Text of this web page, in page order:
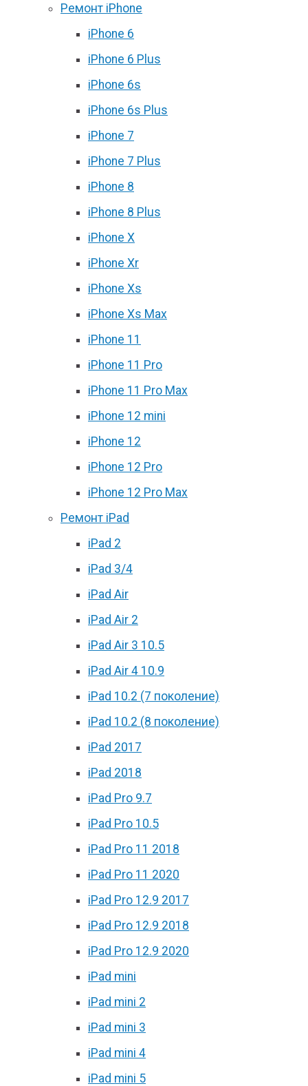
Ремонт iPhone
iPhone 6
iPhone 6 Plus
iPhone 6s
iPhone 6s Plus
iPhone 7
iPhone 7 Plus
iPhone 8
iPhone 8 Plus
iPhone X
iPhone Xr
iPhone Xs
iPhone Xs Max
iPhone 11
iPhone 11 Pro
iPhone 11 Pro Max
iPhone 12 mini
iPhone 12
iPhone 12 Pro
iPhone 12 Pro Max
Ремонт iPad
iPad 2
iPad 3/4
iPad Air
iPad Air 2
iPad Air 3 10.5
iPad Air 4 10.9
iPad 10.2 (7 поколение)
iPad 10.2 (8 поколение)
iPad 2017
iPad 2018
iPad Pro 9.7
iPad Pro 10.5
iPad Pro 11 2018
iPad Pro 11 2020
iPad Pro 12.9 2017
iPad Pro 12.9 2018
iPad Pro 12.9 2020
iPad mini
iPad mini 2
iPad mini 3
iPad mini 4
iPad mini 5